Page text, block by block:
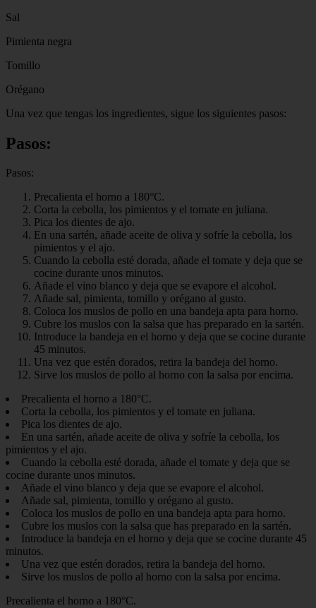
Sal
Pimienta negra
Tomillo
Orégano
Una vez que tengas los ingredientes, sigue los siguientes pasos:
Pasos:
Pasos:
Precalienta el horno a 180°C.
Corta la cebolla, los pimientos y el tomate en juliana.
Pica los dientes de ajo.
En una sartén, añade aceite de oliva y sofríe la cebolla, los
pimientos y el ajo.
Cuando la cebolla esté dorada, añade el tomate y deja que se
cocine durante unos minutos.
Añade el vino blanco y deja que se evapore el alcohol.
Añade sal, pimienta, tomillo y orégano al gusto.
Coloca los muslos de pollo en una bandeja apta para horno.
Cubre los muslos con la salsa que has preparado en la sartén.
Introduce la bandeja en el horno y deja que se cocine durante
45 minutos.
Una vez que estén dorados, retira la bandeja del horno.
Sirve los muslos de pollo al horno con la salsa por encima.
Precalienta el horno a 180°C.
Corta la cebolla, los pimientos y el tomate en juliana.
Pica los dientes de ajo.
En una sartén, añade aceite de oliva y sofríe la cebolla, los
pimientos y el ajo.
Cuando la cebolla esté dorada, añade el tomate y deja que se
cocine durante unos minutos.
Añade el vino blanco y deja que se evapore el alcohol.
Añade sal, pimienta, tomillo y orégano al gusto.
Coloca los muslos de pollo en una bandeja apta para horno.
Cubre los muslos con la salsa que has preparado en la sartén.
Introduce la bandeja en el horno y deja que se cocine durante 45
minutos.
Una vez que estén dorados, retira la bandeja del horno.
Sirve los muslos de pollo al horno con la salsa por encima.
Precalienta el horno a 180°C.